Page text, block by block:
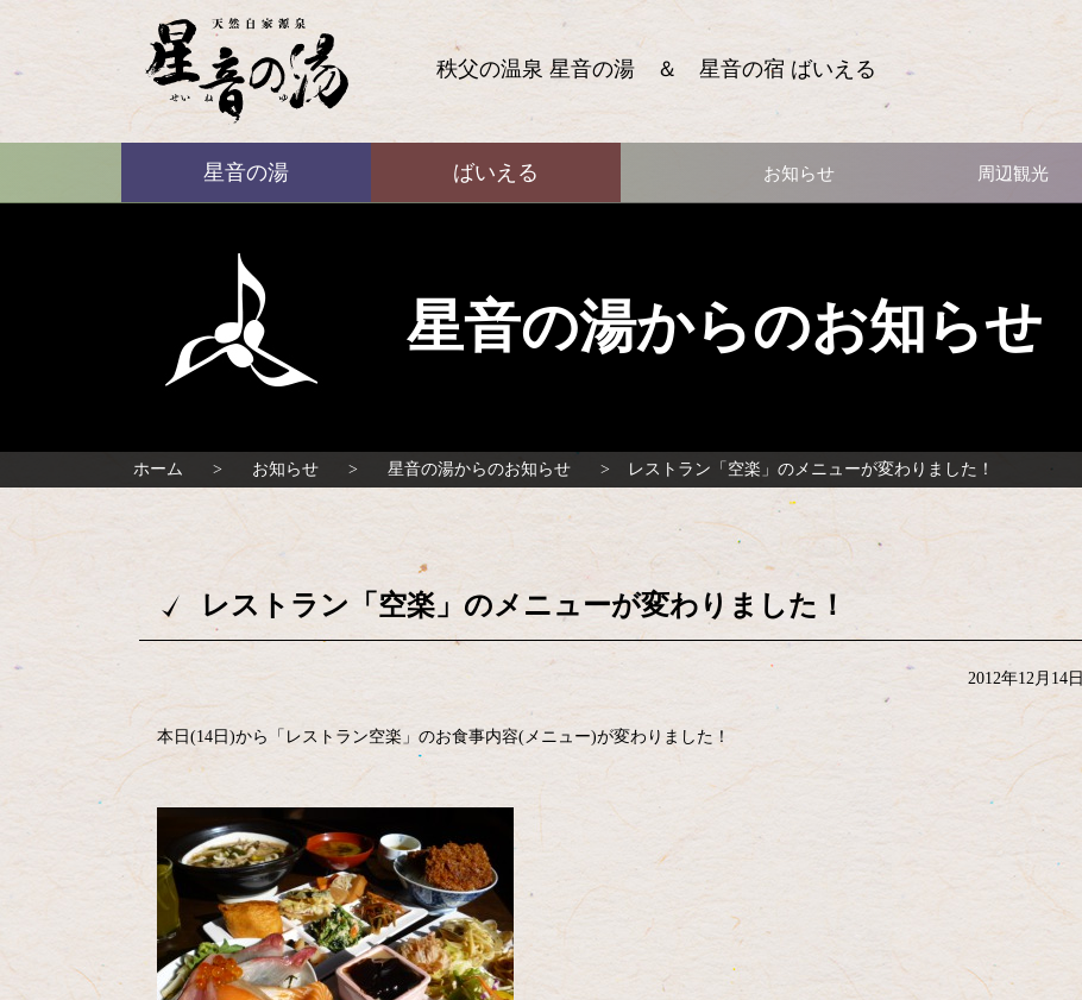
ばいえる
秩父の温泉 星音の湯 ＆ 星音の宿 ばいえる
星音の湯 ばいえる お知らせ 周辺観光
星音の湯からのお知らせ
ホーム お知らせ 星音の湯からのお知らせ レストラン「空楽」のメニューが変わりました！
レストラン「空楽」のメニューが変わりました！
2012年12月14日
本日(14日)から「レストラン空楽」のお食事内容(メニュー)が変わりました！